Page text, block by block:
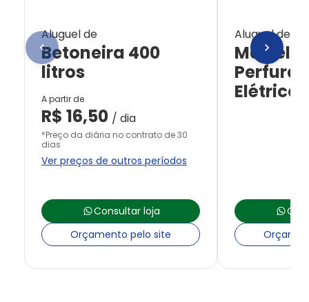
Aluguel de
Betoneira 400
litros
A partir de
R$ 16,50 / dia
*Preço da diária no contrato de 30
dias
Ver preços de outros períodos
Consultar loja
Orçamento pelo site
Aluguel de
Elétrico